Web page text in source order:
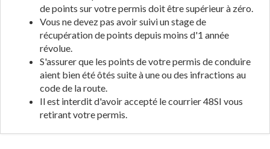
de points sur votre permis doit être supérieur à zéro.
Vous ne devez pas avoir suivi un stage de
récupération de points depuis moins d'1 année
révolue.
S'assurer que les points de votre permis de conduire
aient bien été ôtés suite à une ou des infractions au
code de la route.
Il est interdit d'avoir accepté le courrier 48SI vous
retirant votre permis.